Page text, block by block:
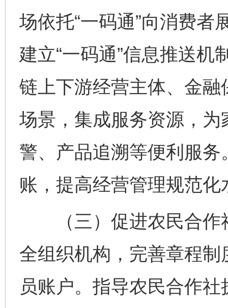
场依托“一码通”向消费者
建立“一码通”信息推送
链上下游经营主体、金融
场景，集成服务资源，
警、产品追溯等便利服
账，提高经营管理规范化
（三）促进农民合作
全组织机构，完善章程
员账户。指导农民合作